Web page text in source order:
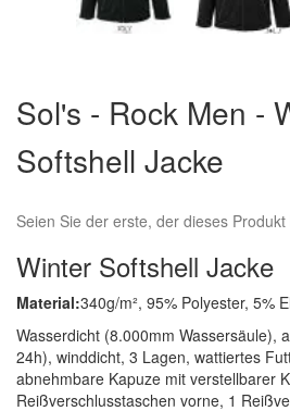
der
Bildergalerie
springen
Sol's - Rock Men -
Softshell Jacke
Seien Sie der erste, der dieses
Winter Softshell Jacke
Material:340g/m², 95% Polyester, 5%
Wasserdicht (8.000mm Wassersäule),
24h), winddicht, 3 Lagen, wattiertes
abnehmbare Kapuze mit verstellbarer
Reißverschlusstaschen vorne, 1